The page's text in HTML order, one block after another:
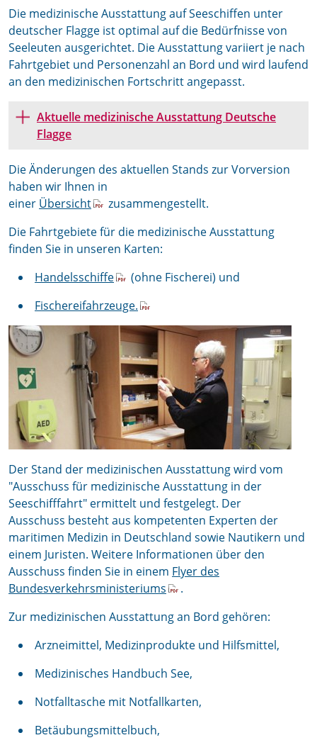
Die medizinische Ausstattung auf Seeschiffen unter
deutscher Flagge ist optimal auf die Bedürfnisse von
Seeleuten ausgerichtet. Die Ausstattung variiert je nach
Fahrtgebiet und Personenzahl an Bord und wird laufend
an den medizinischen Fortschritt angepasst.
Aktuelle medizinische Ausstattung Deutsche
Flagge
Die Änderungen des aktuellen Stands zur Vorversion
haben wir Ihnen in
einer Übersicht
zusammengestellt.
Die Fahrtgebiete für die medizinische Ausstattung
finden Sie in unseren Karten:
Handelsschiffe
(ohne Fischerei) und
Fischereifahrzeuge.
Der Stand der medizinischen Ausstattung wird vom
"Ausschuss für medizinische Ausstattung in der
Seeschifffahrt" ermittelt und festgelegt. Der
Ausschuss besteht aus kompetenten Experten der
maritimen Medizin in Deutschland sowie Nautikern und
einem Juristen. Weitere Informationen über den
Ausschuss finden Sie in einem Flyer des
Bundesverkehrsministeriums
.
Zur medizinischen Ausstattung an Bord gehören:
Arzneimittel, Medizinprodukte und Hilfsmittel,
Medizinisches Handbuch See,
Notfalltasche mit Notfallkarten,
Betäubungsmittelbuch,